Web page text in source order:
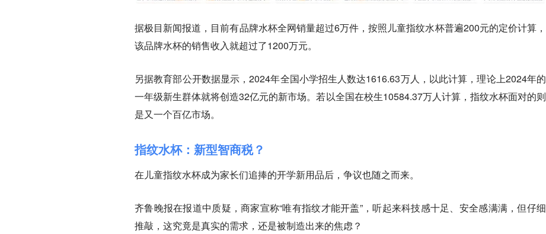
据极目新闻报道，目前有品牌水杯全网销量超过6万件，按照儿童指纹水杯普遍200元的定价计算，
该品牌水杯的销售收入就超过了1200万元。
另据教育部公开数据显示，2024年全国小学招生人数达1616.63万人，以此计算，理论上2024年的
一年级新生群体就将创造32亿元的新市场。若以全国在校生10584.37万人计算，指纹水杯面对的则
是又一个百亿市场。
指纹水杯：新型智商税？
在儿童指纹水杯成为家长们追捧的开学新用品后，争议也随之而来。
齐鲁晚报在报道中质疑，商家宣称“唯有指纹才能开盖”，听起来科技感十足、安全感满满，但仔细
推敲，这究竟是真实的需求，还是被制造出来的焦虑？